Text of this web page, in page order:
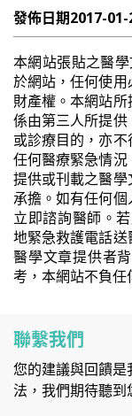
發佈日期2017-01-
本網站張貼之醫
於網站，任何使
財產權。本網站
係由第三人所提
或診療目的，亦
任何醫療緊急情
提供或刊載之醫
承擔。如有任何
立即諮詢醫師。
地緊急救護電話
醫學文章提供者
考，本網站不負任
聯繫我們
您的建議與回饋
法，我們期待聽到